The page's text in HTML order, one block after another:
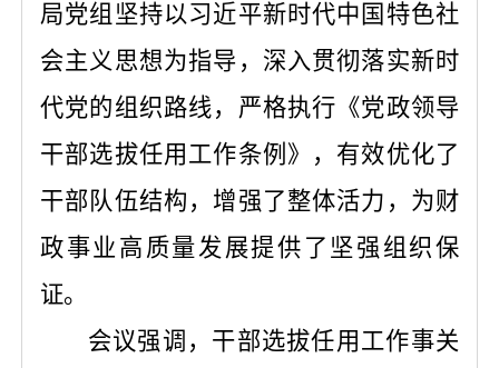
局党组坚持以习近平新时代中国特色社
会主义思想为指导，深入贯彻落实新时
代党的组织路线，严格执行《党政领导
干部选拔任用工作条例》，有效优化了
干部队伍结构，增强了整体活力，为财
政事业高质量发展提供了坚强组织保
证。
会议强调，干部选拔任用工作事关